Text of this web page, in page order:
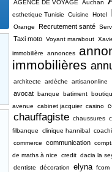
AGENCE DE VOYAGE Auchan
esthetique Tunisie
Cuisine Hotel
Orange
Recrutement santé
Taxi moto Voyant marabout
immobilière annonces
immobilières
architecte ardèche artisanonline
avocat banque batiment
avenue
cabinet jacquier casino
chauffagiste chaussures
filbanque
clinique hannibal
commerce
communication
de maths à nice
credit dacia la
dentiste décoration elyna fcom